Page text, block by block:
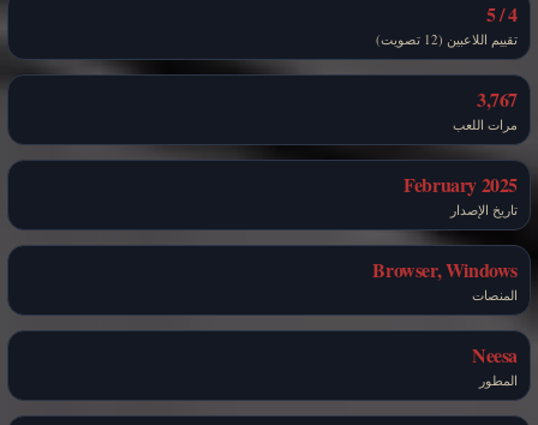
4 / 5
تقييم اللاعبين (12 تصويت)
3,767
مرات اللعب
February 2025
تاريخ الإصدار
Browser, Windows
المنصات
Neesa
المطور